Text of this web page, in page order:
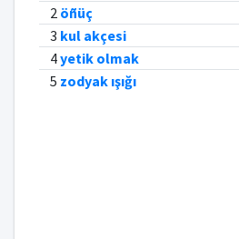
2 öñüç
3 kul akçesi
4yetik olmak
5 zodyak ışığı